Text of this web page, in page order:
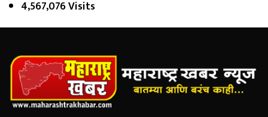
4,567,076 Visits